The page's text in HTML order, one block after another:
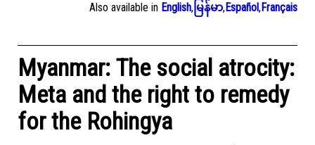
Also available in English, မြန်မာ,Español,Français
Myanmar: The social atrocity:
Meta and the right to remedy
for the Rohingya